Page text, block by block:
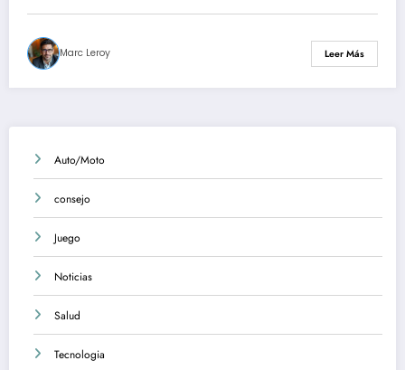
Marc Leroy Leer Más
Auto/Moto
consejo
Juego
Noticias
Salud
Tecnologia